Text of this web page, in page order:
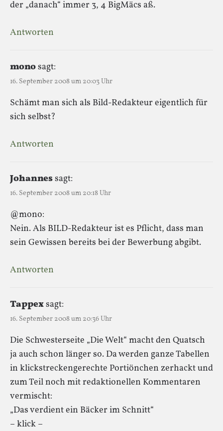
der „danach“ immer 3, 4 BigMäcs aß.
Antworten
monosagt:
16. September 2008 um 20:03 Uhr
Schämt man sich als Bild-Redakteur eigentlich für
sich selbst?
Antworten
Johannessagt:
16. September 2008 um 20:18 Uhr
@mono:
Nein. Als BILD-Redakteur ist es Pflicht, dass man
sein Gewissen bereits bei der Bewerbung abgibt.
Antworten
Tappexsagt:
16. September 2008 um 20:36 Uhr
Die Schwesterseite „Die Welt“ macht den Quatsch
ja auch schon länger so. Da werden ganze Tabellen
in klickstreckengerechte Portiönchen zerhackt und
zum Teil noch mit redaktionellen Kommentaren
vermischt:
„Das verdient ein Bäcker im Schnitt“
– klick –